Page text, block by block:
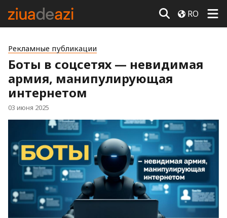
RO
Рекламные публикации
Боты в соцсетях — невидимая
армия, манипулирующая
интернетом
03 июня 2025